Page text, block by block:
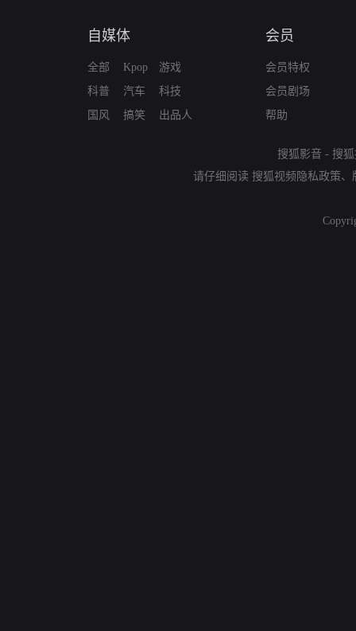
自媒体
全部
科普
国风
Kpop
汽车
搞笑
游戏
科技
出品人
会员
会员特权
会员剧场
帮助
搜狐影音 - 搜
请仔细阅读 搜狐视频隐私政策、